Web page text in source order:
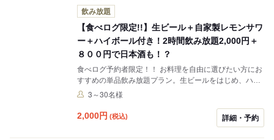
飲み放題
【食べログ限定!!】生ビール＋自家製レモンサワ
ー＋ハイボール付き！2時間飲み放題2,000円＋
８００円で日本酒も！？
食べログ予約者限定！！ お料理を自由に選びたい方にお
すすめの単品飲み放題プラン。生ビールをはじめ、ハイ
ボール、日本酒、焼酎、カクテル、ソフトドリンクなど
す。お食事と組み合わせて、気軽に飲み会や二次会にも
ご利用ください。【必見!!】＋800円で厳選した本格焼酎
3～30名様
2,000円 (税込) 詳細・予約